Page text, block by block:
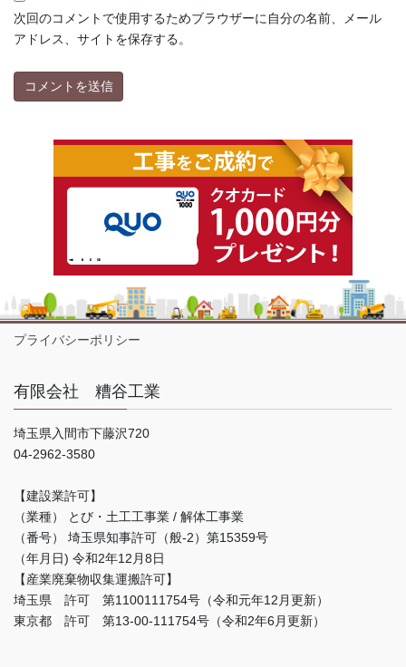
次回のコメントで使用するためブラウザーに自分の名前、メール
アドレス、サイトを保存する。
プライバシーポリシー
有限会社 糟谷工業
埼玉県入間市下藤沢720
04-2962-3580
【建設業許可】
（業種） とび・土工工事業 / 解体工事業
（番号） 埼玉県知事許可（般-2）第15359号
（年月日) 令和2年12月8日
【産業廃棄物収集運搬許可】
埼玉県 許可 第1100111754号（令和元年12月更新）
東京都 許可 第13-00-111754号（令和2年6月更新）